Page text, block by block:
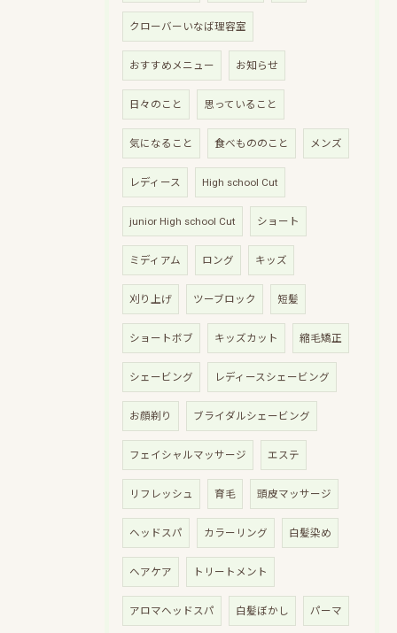
クローバーいなば理容室
おすすめメニュー お知らせ
日々のこと 思っていること
気になること 食べもののこと メンズ
レディース High school Cut
junior High school Cut ショート
ミディアム ロング キッズ
刈り上げ ツーブロック 短髪
ショートボブ キッズカット 縮毛矯正
シェービング レディースシェービング
お顔剃り ブライダルシェービング
フェイシャルマッサージ エステ
リフレッシュ 育毛 頭皮マッサージ
ヘッドスパ カラーリング 白髪染め
ヘアケア トリートメント
アロマヘッドスパ 白髪ぼかし パーマ